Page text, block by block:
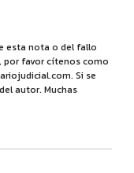
esta nota o del fallo
por favor cítenos como
Si se
autor. Muchas